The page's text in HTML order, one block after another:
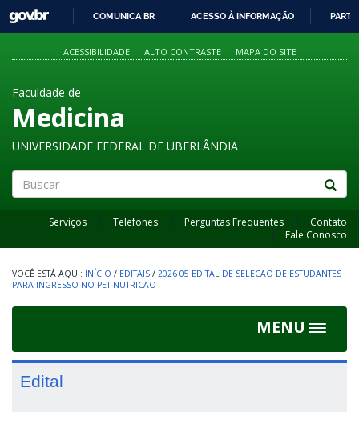
PARA
O
GOVBR
COMUNICA BR ACESSO À INFORMAÇÃO
ACESSIBILIDADE ALTO CONTRASTE MAPA DO SITE
Faculdade de
Medicina
UNIVERSIDADE FEDERAL DE UBERLÂNDIA
Serviços Telefones Perguntas Frequentes
Contato
Fale Conosco
INÍCIO / EDITAIS / 2026 05 EDITAL DE SELECAO DE ESTUDANTES
PARA INGRESSO NO PET NUTRICAO
MENU
Toggle
Edital